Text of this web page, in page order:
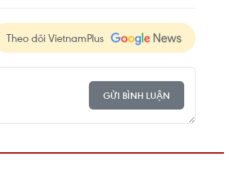
Theo dõi VietnamPlus
GỬI BÌNH LUẬN